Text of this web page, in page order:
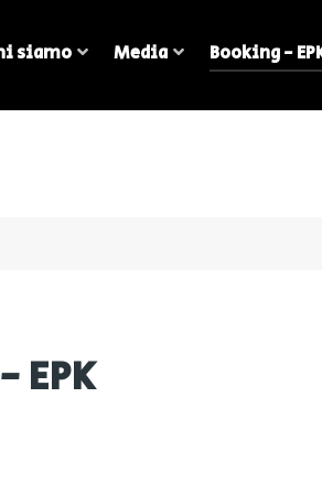
siamo Media Booking -
EPK